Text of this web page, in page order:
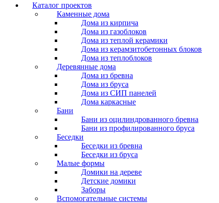
Каталог проектов
Каменные дома
Дома из кирпича
Дома из газоблоков
Дома из теплой керамики
Дома из керамзитобетонных блоков
Дома из теплоблоков
Деревянные дома
Дома из бревна
Дома из бруса
Дома из СИП панелей
Дома каркасные
Бани
Бани из оцилиндрованного бревна
Бани из профилированного бруса
Беседки
Беседки из бревна
Беседки из бруса
Малые формы
Домики на дереве
Детские домики
Заборы
Вспомогательные системы